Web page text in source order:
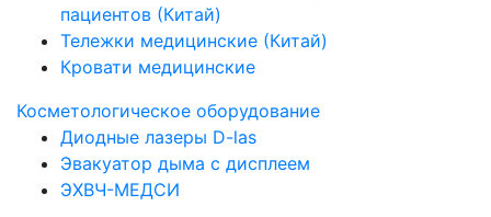
пациентов (Китай)
Тележки медицинские (Китай)
Кровати медицинские
Косметологическое оборудование
Диодные лазеры D-las
Эвакуатор дыма с дисплеем
ЭХВЧ-МЕДСИ